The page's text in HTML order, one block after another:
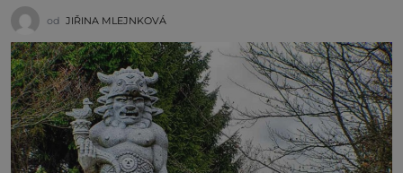
od JIŘINA MLEJNKOVÁ